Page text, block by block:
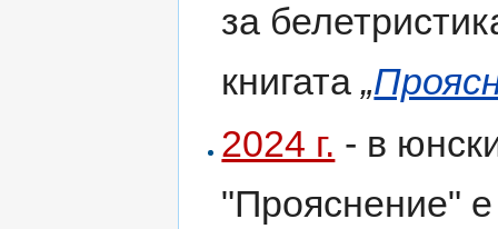
за
книгата„
2024 г. - в
"Прояснение" е